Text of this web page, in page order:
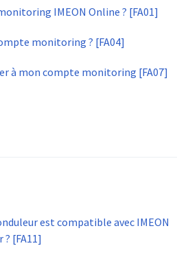
IMEON Online ? [FA01]
monitoring ? [FA04]
à mon compte monitoring [FA07]
est compatible avec IMEON
[FA11]